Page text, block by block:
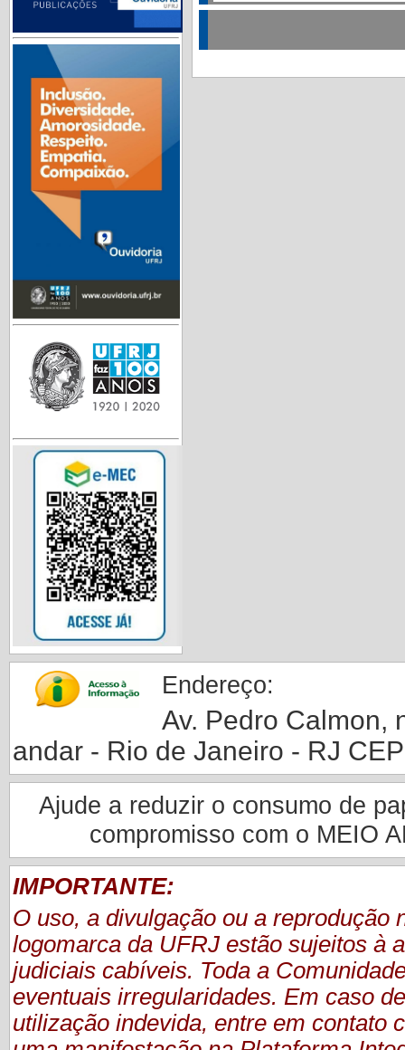
Endereço:
Av. Pedro Calmon,
andar - Rio de Janeiro - RJ
Ajude a reduzir o consumo de
compromisso com o MEIO
IMPORTANTE:
O uso, a divulgação ou a reprodução
logomarca da UFRJ estão sujeitos à
judiciais cabíveis. Toda a
eventuais irregularidades. Em caso
utilização indevida, entre em contato